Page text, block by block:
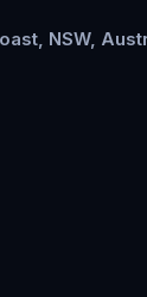
NSW,